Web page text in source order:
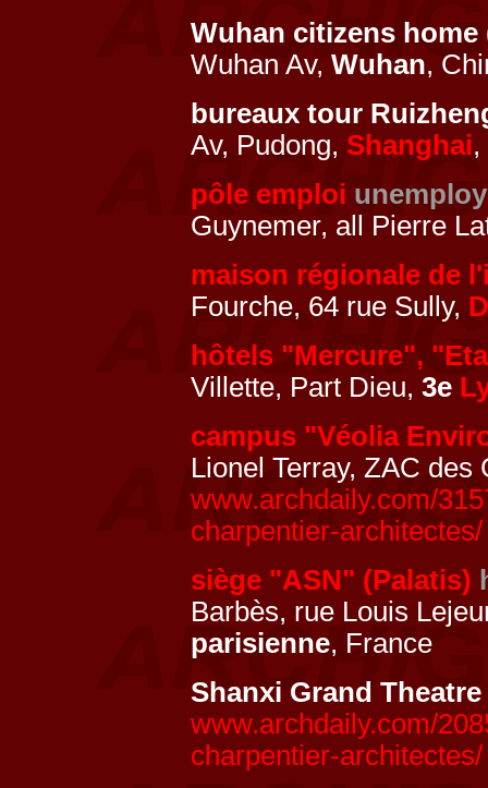
Wuhan citizens
Wuhan Av, Wuhan,
bureaux tour
Av, Pudong, Shanghai
pôle emploi
Guynemer, all Pierre
maison régionale de
Fourche, 64 rue Sully,
hôtels "Mercure",
Villette, Part Dieu, 3e
campus "Véolia
Lionel Terray, ZAC des
www.archdaily.com/
charpentier-architectes/
siège "ASN" (Palatis)
Barbès, rue Louis
parisienne, France
Shanxi Grand Theatre
www.archdaily.com/
charpentier-architectes/